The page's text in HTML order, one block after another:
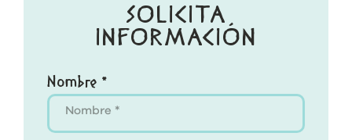
SOLICITA
INFORMACIÓN
Nombre *